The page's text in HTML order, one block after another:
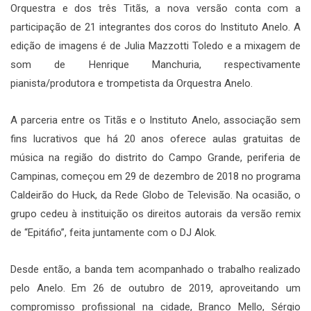
Orquestra e dos três Titãs, a nova versão conta com a
participação de 21 integrantes dos coros do Instituto Anelo. A
edição de imagens é de Julia Mazzotti Toledo e a mixagem de
som de Henrique Manchuria, respectivamente
pianista/produtora e trompetista da Orquestra Anelo.
A parceria entre os Titãs e o Instituto Anelo, associação sem
fins lucrativos que há 20 anos oferece aulas gratuitas de
música na região do distrito do Campo Grande, periferia de
Campinas, começou em 29 de dezembro de 2018 no programa
Caldeirão do Huck, da Rede Globo de Televisão. Na ocasião, o
grupo cedeu à instituição os direitos autorais da versão remix
de “Epitáfio”, feita juntamente com o DJ Alok.
Desde então, a banda tem acompanhado o trabalho realizado
pelo Anelo. Em 26 de outubro de 2019, aproveitando um
compromisso profissional na cidade, Branco Mello, Sérgio